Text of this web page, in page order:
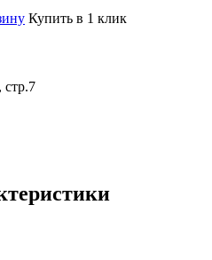
Купить в 1 клик
стр.7